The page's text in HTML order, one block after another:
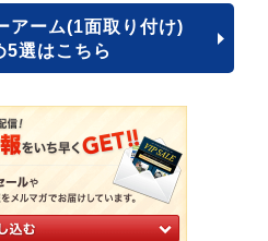
アーム(1面取り付け)
5選はこちら